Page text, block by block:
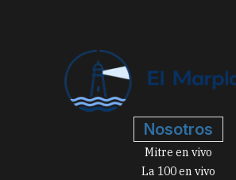
Nosotros
Mitre en vivo
La 100 en vivo